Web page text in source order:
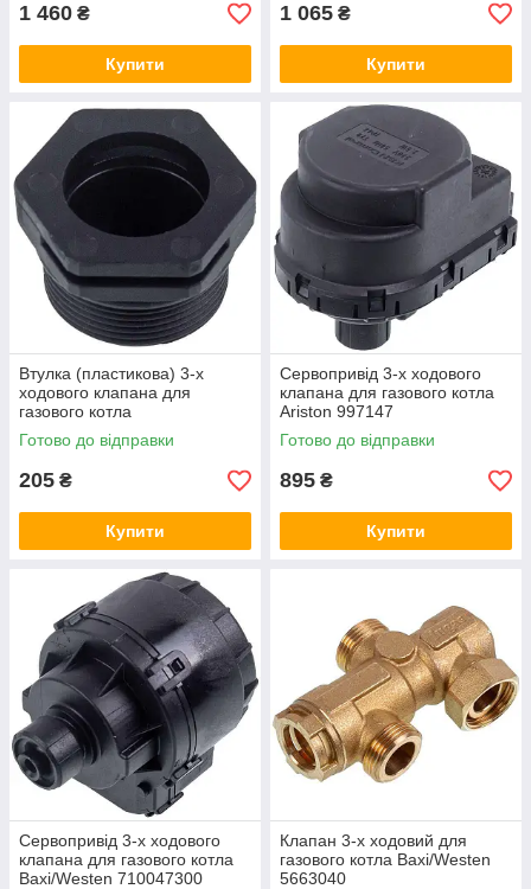
1 460 ₴
Купити
1 065 ₴
Купити
Втулка (пластикова) 3-х
ходового клапана для
газового котла
Готово до відправки
205 ₴
Купити
Сервопривід 3-х ходового
клапана для газового котла
Ariston 997147
Готово до відправки
895 ₴
Купити
Сервопривід 3-х ходового
клапана для газового котла
Baxi/Westen 710047300
Клапан 3-х ходовий для
газового котла Baxi/Westen
5663040